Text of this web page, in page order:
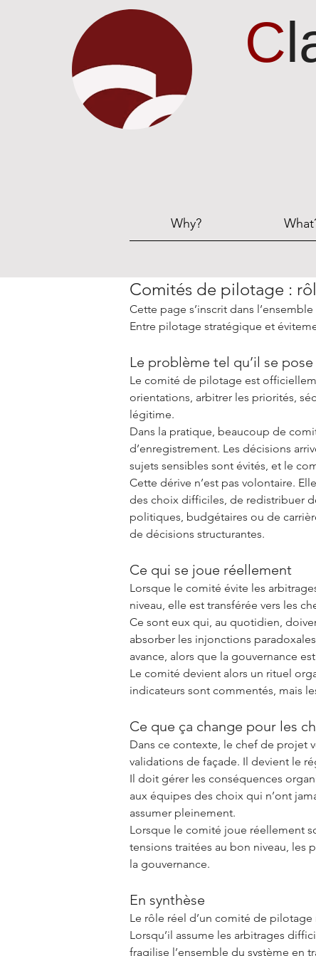
C
Why?
Comités de pilotage :
Cette page s’inscrit dans l’ensemble
Entre pilotage stratégique et
Le problème tel qu’il se pose
Le comité de pilotage est
orientations, arbitrer les priorités,
légitime.
Dans la pratique, beaucoup de
d’enregistrement. Les décisions
sujets sensibles sont évités, et le
Cette dérive n’est pas volontaire.
des choix difficiles, de redistribuer
politiques, budgétaires ou de
de décisions structurantes.
Ce qui se joue réellement
Lorsque le comité évite les
niveau, elle est transférée vers les
Ce sont eux qui, au quotidien,
absorber les injonctions
avance, alors que la gouvernance
Le comité devient alors un rituel
indicateurs sont commentés, mais
Ce que ça change pour les
Dans ce contexte, le chef de projet
validations de façade. Il devient le
Il doit gérer les conséquences
aux équipes des choix qui n’ont
assumer pleinement.
Lorsque le comité joue réellement
tensions traitées au bon niveau, les
la gouvernance.
En synthèse
Le rôle réel d’un comité de pilotage
Lorsqu’il assume les arbitrages
fragilise l’ensemble du système en